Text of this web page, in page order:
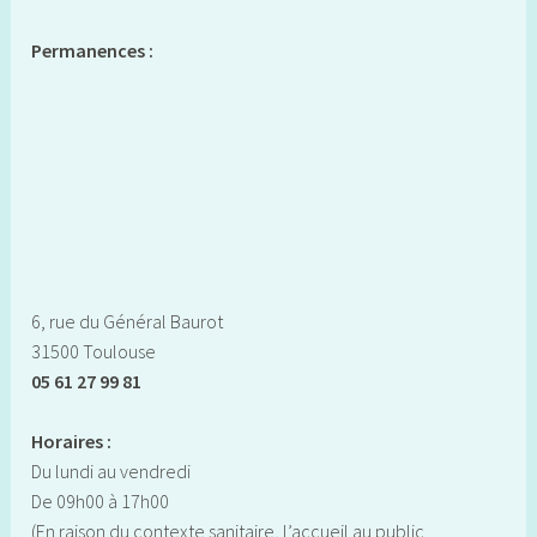
Permanences :
6, rue du Général Baurot
31500 Toulouse
05 61 27 99 81
Horaires :
Du lundi au vendredi
De 09h00 à 17h00
(En raison du contexte sanitaire, l’accueil au public